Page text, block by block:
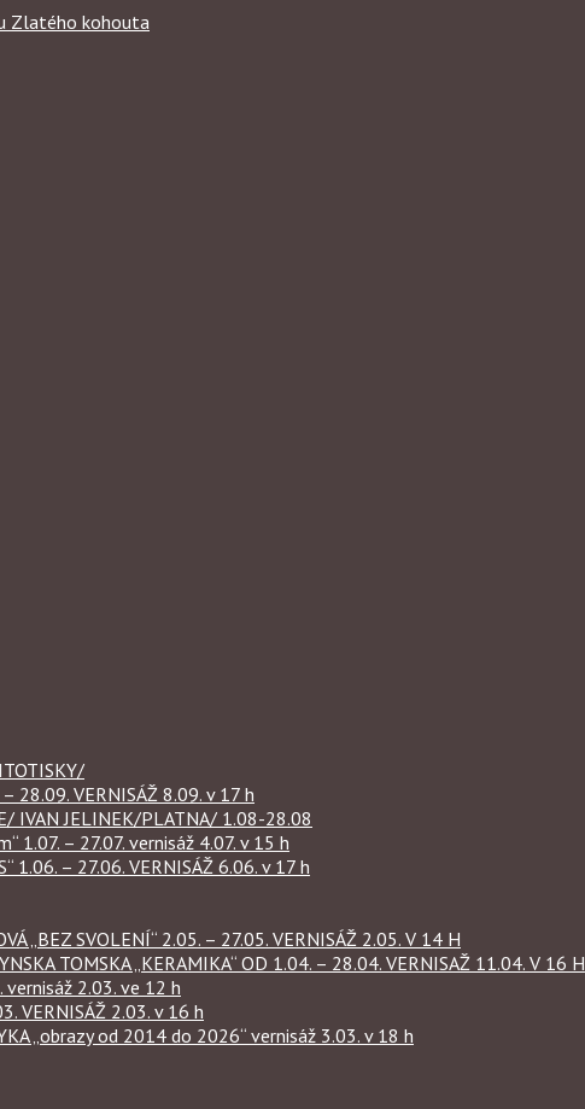
– 28.09. VERNISÁŽ 8.09. v 17 h
IVAN JELINEK/PLATNA/ 1.08-28.08
1.07. – 27.07. vernisáž 4.07. v 15 h
1.06. – 27.06. VERNISÁŽ 6.06. v 17 h
„BEZ SVOLENÍ“ 2.05. – 27.05. VERNISÁŽ 2.05. V 14 H
TOMSKA „KERAMIKA“ OD 1.04. – 28.04. VERNISAŽ 11.04. V 16 H
2.03. ve 12 h
VERNISÁŽ 2.03. v 16 h
„obrazy od 2014 do 2026“ vernisáž 3.03. v 18 h